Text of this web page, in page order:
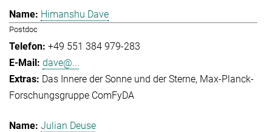
Himanshu Dave
Postdoc
+49 551 384 979-283
dave@...
Das Innere der Sonne und der Sterne Max-Planck-
Forschungsgruppe ComFyDA
Julian Deuse